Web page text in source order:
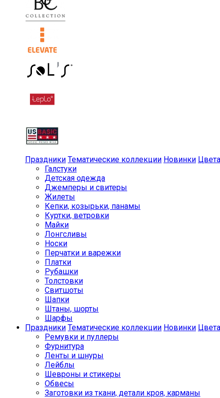
Праздники Тематические коллекции Новинки Цвета
Галстуки
Детская одежда
Джемперы и свитеры
Жилеты
Кепки, козырьки, панамы
Куртки, ветровки
Майки
Лонгсливы
Носки
Перчатки и варежки
Платки
Рубашки
Толстовки
Свитшоты
Шапки
Штаны, шорты
Шарфы
Праздники Тематические коллекции Новинки Цвета
Ремувки и пуллеры
Фурнитура
Ленты и шнуры
Лейблы
Шевроны и стикеры
Обвесы
Заготовки из ткани, детали кроя, карманы